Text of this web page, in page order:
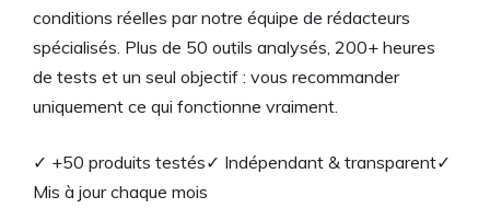
conditions réelles par notre équipe de rédacteurs
spécialisés. Plus de 50 outils analysés, 200+ heures
de tests et un seul objectif : vous recommander
uniquement ce qui fonctionne vraiment.
✓ +50 produits testés✓ Indépendant & transparent✓
Mis à jour chaque mois